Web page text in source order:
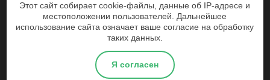
разработка сайта Weboil
2026 © Веломарка - магазин велосипедов Нижний Новгород
Политика конфиденциальности
Этот сайт собирает cookie-файлы, данные об IP-адресе и
местоположении пользователей. Дальнейшее
использование сайта означает ваше согласие на обработку
таких данных.
Я согласен